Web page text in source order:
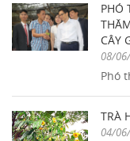
PHÓ
CÂY
08/
Phó
TRÀ
04/